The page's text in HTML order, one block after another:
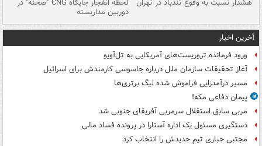
هشدار نسبت به وفوع تندباد در تهران لحظه انفجار جایگاه CNG "صحنه" در
دوربین مداربسته
آخرین اخبار
ورود فرمانده تروریست‌های آمریکایی به تل‌آویو
آغاز تحقیقات سازمان ملل درباره جاسوسی کارمندش برای اسرائیل
مسیر درآمدزایی فراموش شده لیگ برتری‌ها
پیمان دفاعی مکه!
مربی سابق استقلال سرمربی آفریقای جنوبی شد
دستگیری مسئول یک اداره آستارا در پرونده فساد مالی
مجتبی جباری تیم جدیدش را انتخاب کرد